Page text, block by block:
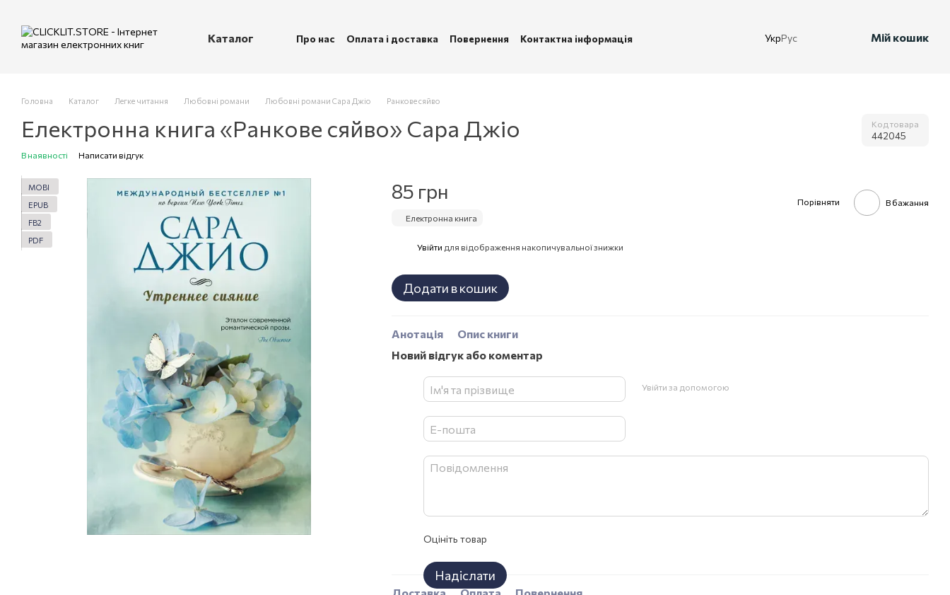
Каталог Про нас Оплата і доставка Повернення
Контактна інформація
УкрРус Мій кошик
Головна Каталог Легке читання Любовні романи Любовні романи Сара Джіо Ранкове сяйво
Електронна книга «Ранкове сяйво» Сара Джіо Код товара
442045
В наявності Написати відгук
MOBI
EPUB
FB2
PDF
85 грн
Електронна книга
Порівняти В бажання
Увійти для відображення накопичувальної знижки
Додати в кошик
Анотація
Опис книги
Новий відгук або коментар
Увійти за допомогою
Оцініть товар
Надіслати